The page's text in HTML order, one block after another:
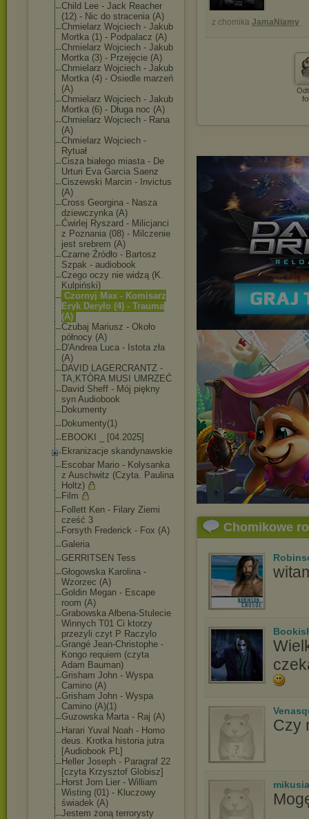
Child Lee - Jack Reacher
(12) - Nic do stracenia (A)
Chmielarz Wojciech - Jakub
Mortka (1) - Podpalacz (A)
Chmielarz Wojciech - Jakub
Mortka (3) - Przejęcie (A)
Chmielarz Wojciech - Jakub
Mortka (4) - Osiedle marzeń
(A)
Chmielarz Wojciech - Jakub
Mortka (6) - Długa noc (A)
Chmielarz Wojciech - Rana
(A)
Chmielarz Wojciech -
Rytuał
Cisza białego miasta - De
Urturi Eva Garcia Saenz
Ciszewski Marcin - Invictus
(A)
Cross Georgina - Nasza
dziewczynka (A)
Ćwirlej Ryszard - Milicjanci
z Poznania (08) - Milczenie
jest srebrem (A)
Czarne Źródło - Bartosz
Szpak - audiobook
Czego oczy nie widzą (K.
Kulpiński)
Czornyj Max - Komisarz
Eryk Deryło (4) - Trauma
(A)
Czubaj Mariusz - Około
północy (A)
D'Andrea Luca - Istota zła
(A)
DAVID LAGERCRANTZ -
TA,KTÓRA MUSI UMRZEĆ
David Sheff - Mój piękny
syn Audiobook
Dokumenty
Dokumenty(1)
EBOOKI _ [04.2025]
Ekranizacje skandynawskie
Escobar Mario - Kolysanka
z Auschwitz (Czyta. Paulina
Holtz)
Film
Follett Ken - Filary Ziemi
cześć 3
Forsyth Frederick - Fox (A)
Galeria
GERRITSEN Tess
Głogowska Karolina -
Wzorzec (A)
Goldin Megan - Escape
room (A)
Grabowska Ałbena-Stulecie
Winnych T01 Ci ktorzy
przezyli czyt P Raczylo
Grangé Jean-Christophe -
Kongo requiem (czyta
Adam Bauman)
Grisham John - Wyspa
Camino (A)
Grisham John - Wyspa
Camino (A)(1)
Guzowska Marta - Raj (A)
Harari Yuval Noah - Homo
deus. Krotka historia jutra
[Audiobook PL]
Heller Joseph - Paragraf 22
[czyta Krzysztof Globisz]
Horst Jorn Lier - William
Wisting (01) - Kluczowy
świadek (A)
Jestem żoną terrorysty
z chomika JamaNiamy
Chomikowe
Czy